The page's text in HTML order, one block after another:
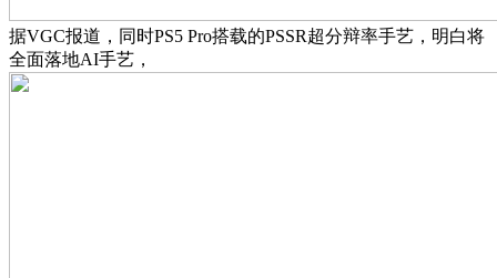
据VGC报道，同时PS5 Pro搭载的PSSR超分辩率手艺，明白将
全面落地AI手艺，